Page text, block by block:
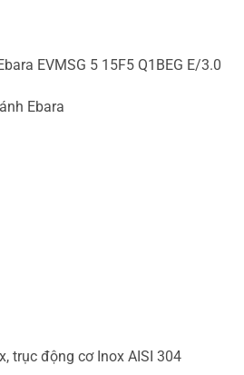
EVMSG 5 15F5 Q1BEG E/3.0
Ebara
trục động cơ Inox AISI 304